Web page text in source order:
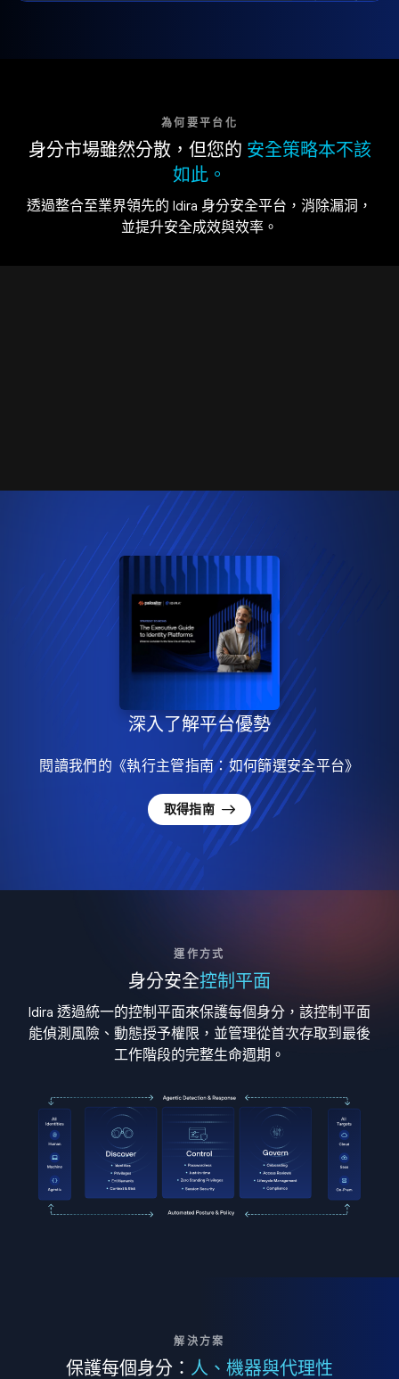
為何要平台化
身分市場雖然分散，但您的 安全策略本不該
如此。
透過整合至業界領先的 Idira 身分安全平台，消除漏洞，
並提升安全成效與效率。
深入了解平台優勢
閱讀我們的《執行主管指南：如何篩選安全平台》
取得指南
運作方式
身分安全控制平面
Idira 透過統一的控制平面來保護每個身分，該控制平面
能偵測風險、動態授予權限，並管理從首次存取到最後
工作階段的完整生命週期。
解決方案
保護每個身分： 人、機器與代理性